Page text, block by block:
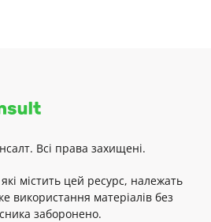
Всі права захищені.
містить цей ресурс, належать
використання матеріалів без
заборонено.